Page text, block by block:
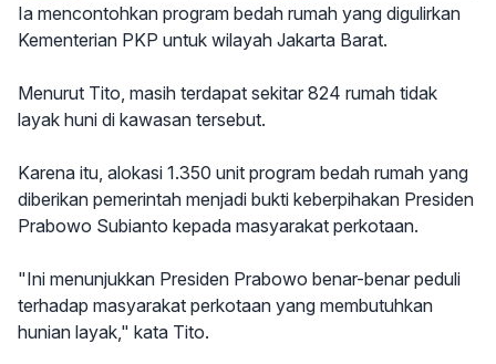
Ia mencontohkan program bedah rumah yang digulirkan
Kementerian PKP untuk wilayah Jakarta Barat.
Menurut Tito, masih terdapat sekitar 824 rumah tidak
layak huni di kawasan tersebut.
Karena itu, alokasi 1.350 unit program bedah rumah yang
diberikan pemerintah menjadi bukti keberpihakan Presiden
Prabowo Subianto kepada masyarakat perkotaan.
"Ini menunjukkan Presiden Prabowo benar-benar peduli
terhadap masyarakat perkotaan yang membutuhkan
hunian layak," kata Tito.